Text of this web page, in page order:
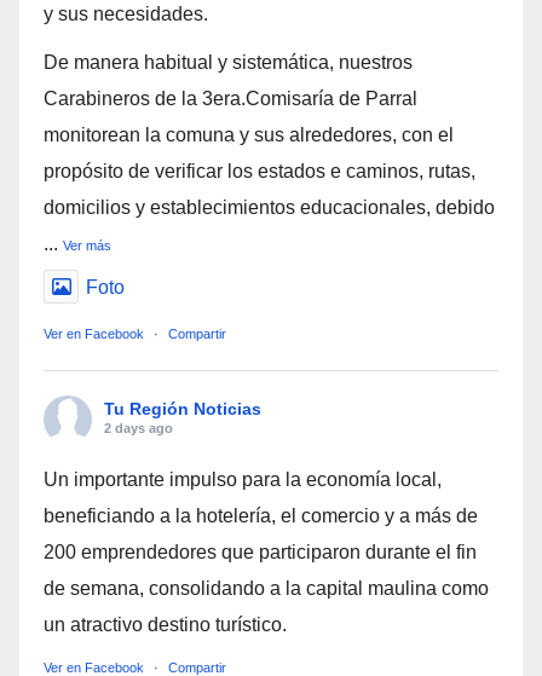
y sus necesidades.
De manera habitual y sistemática, nuestros
Carabineros de la 3era.Comisaría de Parral
monitorean la comuna y sus alrededores, con el
propósito de verificar los estados e caminos, rutas,
domicilios y establecimientos educacionales, debido
... Ver más
Foto
Ver en Facebook · Compartir
Tu Región Noticias
2 days ago
Un importante impulso para la economía local,
beneficiando a la hotelería, el comercio y a más de
200 emprendedores que participaron durante el fin
de semana, consolidando a la capital maulina como
un atractivo destino turístico.
Ver en Facebook · Compartir